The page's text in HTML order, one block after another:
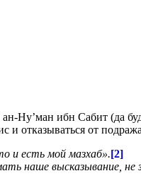
Ну’ман ибн Сабит (да
и отказываться от
и есть мой мазхаб».[2]
наше высказывание, не